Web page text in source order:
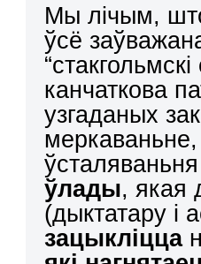
Мы лічым,
ўсё
канчаткова
узгаданых
ўлады, якая
(дыктатару і
зацыкліцца